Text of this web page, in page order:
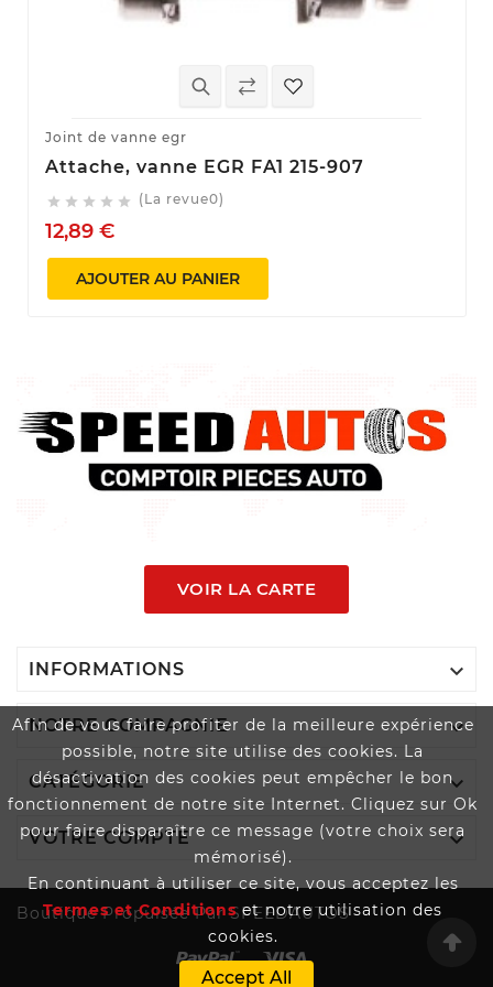
Afin de vous faire profiter de la meilleure expérience
possible, notre site utilise des cookies. La
désactivation des cookies peut empêcher le bon
fonctionnement de notre site Internet. Cliquez sur Ok
pour faire disparaître ce message (votre choix sera
mémorisé).
En continuant à utiliser ce site, vous acceptez les
Termes et Conditionset notre utilisation des
cookies.
Accept All
Joint de vanne egr
Attache, vanne EGR FA1 215-907
     (La revue0)
12,89 €
AJOUTER AU PANIER
VOIR LA CARTE
INFORMATIONS 
NOTRE COMPAGNIE 
CATÉGORIE 
VOTRE COMPTE 
Boutique Propulsée Par SPEEDAUTOS